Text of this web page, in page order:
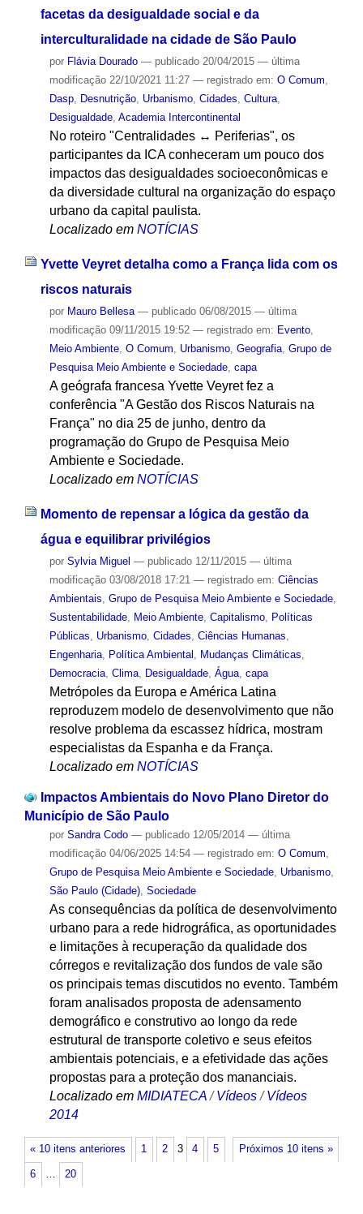
facetas da desigualdade social e da
interculturalidade na cidade de São Paulo
por Flávia Dourado — publicado20/04/2015 — última
modificação22/10/2021 11:27 — registrado em: O Comum,
Dasp, Desnutrição, Urbanismo, Cidades, Cultura,
Desigualdade, Academia Intercontinental
No roteiro "Centralidades ↔ Periferias", os
participantes da ICA conheceram um pouco dos
impactos das desigualdades socioeconômicas e
da diversidade cultural na organização do espaço
urbano da capital paulista.
Localizado em NOTÍCIAS
Yvette Veyret detalha como a França lida com os
riscos naturais
por Mauro Bellesa — publicado06/08/2015 — última
modificação09/11/2015 19:52 — registrado em: Evento,
Meio Ambiente, O Comum Urbanismo, Geografia, Grupo de
Pesquisa Meio Ambiente e Sociedade, capa
A geógrafa francesa Yvette Veyret fez a
conferência "A Gestão dos Riscos Naturais na
França" no dia 25 de junho, dentro da
programação do Grupo de Pesquisa Meio
Ambiente e Sociedade.
Localizado em NOTÍCIAS
Momento de repensar a lógica da gestão da
água e equilibrar privilégios
por Sylvia Miguel — publicado12/11/2015 — última
modificação03/08/2018 17:21 — registrado em: Ciências
Ambientais Grupo de Pesquisa Meio Ambiente e Sociedade,
Sustentabilidade, Meio Ambiente, Capitalismo, Políticas
Públicas
Urbanismo, Cidades Ciências Humanas
Engenharia, Política Ambiental Mudanças Climáticas
Democracia, Clima, Desigualdade, Água, capa
Metrópoles da Europa e América Latina
reproduzem modelo de desenvolvimento que não
resolve problema da escassez hídrica, mostram
especialistas da Espanha e da França.
Localizado em NOTÍCIAS
Impactos Ambientais do Novo Plano Diretor do
Município de São Paulo
por Sandra Codo — publicado12/05/2014 — última
modificação04/06/2025 14:54 — registrado em: O Comum,
Grupo de Pesquisa Meio Ambiente e Sociedade, Urbanismo,
São Paulo (Cidade), Sociedade
As consequências da política de desenvolvimento
urbano para a rede hidrográfica, as oportunidades
e limitações à recuperação da qualidade dos
córregos e revitalização dos fundos de vale são
os principais temas discutidos no evento. Também
foram analisados proposta de adensamento
demográfico e construtivo ao longo da rede
estrutural de transporte coletivo e seus efeitos
ambientais potenciais, e a efetividade das ações
propostas para a proteção dos mananciais.
Localizado em MIDIATECA /Vídeos /Vídeos
2014
« 10 itens anteriores Próximos 10 itens »
1 2 3 4 5
6 … 20